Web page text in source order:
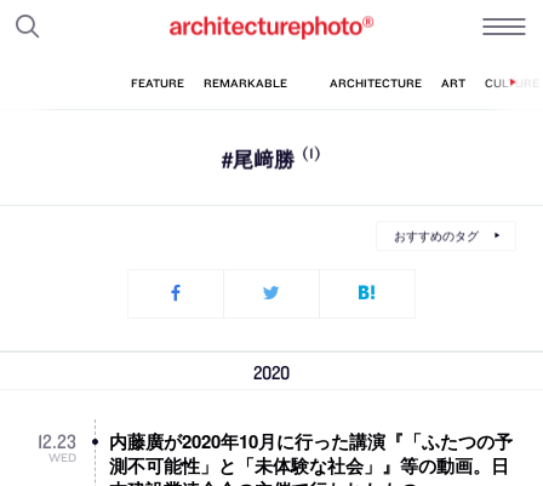
#尾﨑勝 (1)
おすすめのタグ
2020
12.23
WED
内藤廣が2020年10月に行った講演『「ふたつの予
測不可能性」と「未体験な社会」』等の動画。日